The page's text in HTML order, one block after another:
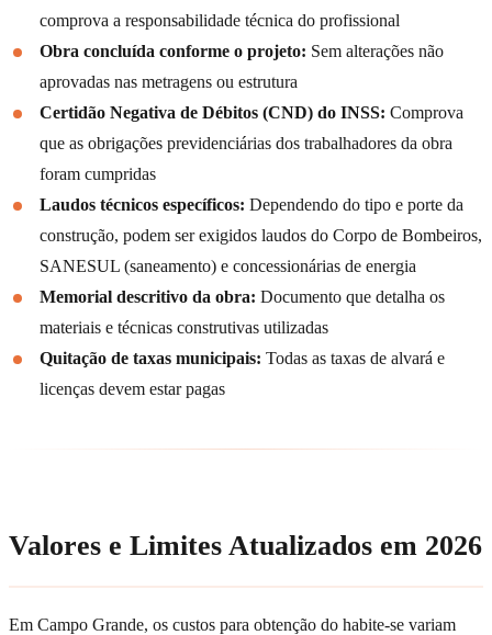
comprova a responsabilidade técnica do profissional
Obra concluída conforme o projeto: Sem alterações não
aprovadas nas metragens ou estrutura
Certidão Negativa de Débitos (CND) do INSS: Comprova
que as obrigações previdenciárias dos trabalhadores da obra
foram cumpridas
Laudos técnicos específicos: Dependendo do tipo e porte da
construção, podem ser exigidos laudos do Corpo de Bombeiros,
SANESUL (saneamento) e concessionárias de energia
Memorial descritivo da obra: Documento que detalha os
materiais e técnicas construtivas utilizadas
Quitação de taxas municipais: Todas as taxas de alvará e
licenças devem estar pagas
Valores e Limites Atualizados em 2026
Em Campo Grande, os custos para obtenção do habite-se variam